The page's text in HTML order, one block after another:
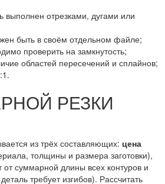
выполнен отрезками, дугами или
быть в своём отдельном файле;
проверить на замкнутость;
областей пересечений и сплайнов;
РЕЗКИ
из трёх составляющих: цена
толщины и размера заготовки),
от суммарной длины всех контуров и
требует изгибов). Рассчитать